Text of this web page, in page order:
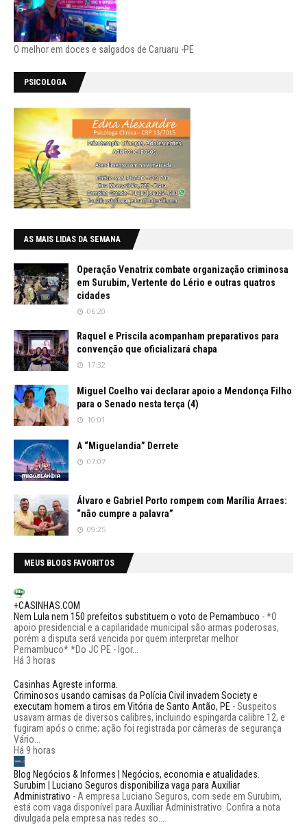
O melhor em doces e salgados de Caruaru -PE
PSICOLOGA
AS MAIS LIDAS DA SEMANA
Operação Venatrix combate organização criminosa
em Surubim, Vertente do Lério e outras quatros
cidades
06:20
Raquel e Priscila acompanham preparativos para
convenção que oficializará chapa
17:32
Miguel Coelho vai declarar apoio a Mendonça Filho
para o Senado nesta terça (4)
10:01
A “Miguelandia” Derrete
07:07
Álvaro e Gabriel Porto rompem com Marília Arraes:
“não cumpre a palavra”
09:25
MEUS BLOGS FAVORITOS
+CASINHAS.COM
Nem Lula nem 150 prefeitos substituem o voto de Pernambuco -*O
apoio presidencial e a capilaridade municipal são armas poderosas,
porém a disputa será vencida por quem interpretar melhor
Pernambuco* *Do JC PE - Igor...
Há 3 horas
Casinhas Agreste informa.
Criminosos usando camisas da Polícia Civil invadem Society e
executam homem a tiros em Vitória de Santo Antão, PE -Suspeitos
usavam armas de diversos calibres, incluindo espingarda calibre 12, e
fugiram após o crime; ação foi registrada por câmeras de segurança
Vário...
Há 9 horas
Blog Negócios & Informes | Negócios, economia e atualidades.
Surubim | Luciano Seguros disponibiliza vaga para Auxiliar
Administrativo - A empresa Luciano Seguros, com sede em Surubim,
está com vaga disponível para Auxiliar Administrativo. Confira a nota
divulgada pela empresa nas redes so...